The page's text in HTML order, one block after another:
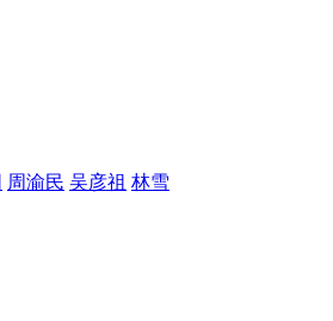
周渝民 吴彦祖 林雪